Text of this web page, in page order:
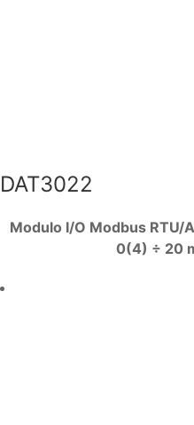
DAT3022
Modulo I/O Modbus RTU/
0(4) ÷ 20